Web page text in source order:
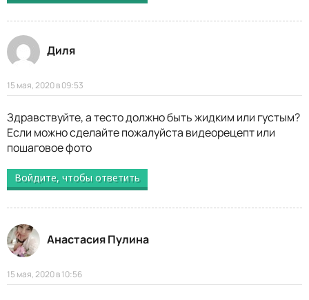
Диля
15 мая, 2020 в 09:53
Здравствуйте, а тесто должно быть жидким или густым?
Если можно сделайте пожалуйста видеорецепт или
пошаговое фото
Войдите, чтобы ответить
Анастасия Пулина
15 мая, 2020 в 10:56